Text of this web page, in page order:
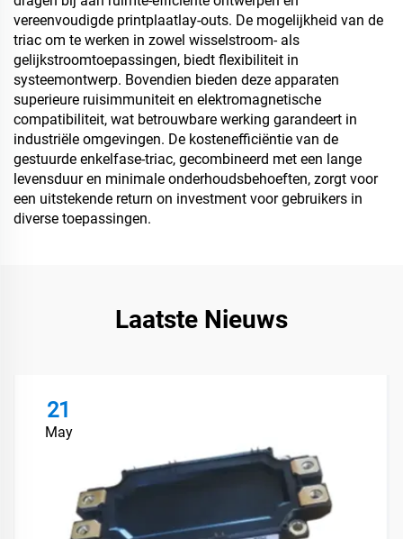
vereenvoudigde printplaatlay-outs. De mogelijkheid van de
triac om te werken in zowel wisselstroom- als
gelijkstroomtoepassingen, biedt flexibiliteit in
systeemontwerp. Bovendien bieden deze apparaten
superieure ruisimmuniteit en elektromagnetische
compatibiliteit, wat betrouwbare werking garandeert in
industriële omgevingen. De kostenefficiëntie van de
gestuurde enkelfase-triac, gecombineerd met een lange
levensduur en minimale onderhoudsbehoeften, zorgt voor
een uitstekende return on investment voor gebruikers in
diverse toepassingen.
Laatste Nieuws
21
May